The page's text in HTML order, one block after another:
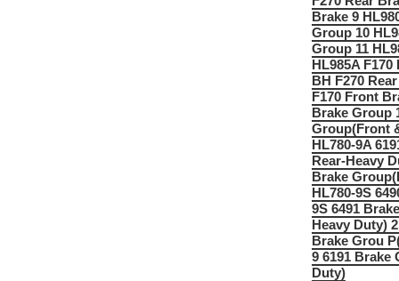
Brake 9
Group 10
Group 11
HL985A
BH F270
F170 Front
Brake Group
Group(Front
HL780-9A
Rear-Heavy
Brake
HL780-9S
9S 6491
Heavy Duty)
Brake Grou
9 6191 Brake
Duty)